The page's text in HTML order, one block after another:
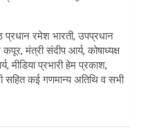
प्रधान रमेश भारती, उपप्रधान
मंत्री संदीप आर्य, कोषाध्यक्ष
मीडिया प्रभारी हेम प्रकाश,
सहित कई गणमान्य अतिथि व सभी